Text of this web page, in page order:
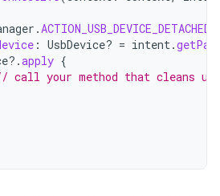
.ACTION_USB_DEVICE_DETACHED
: UsbDevice? = intent.
?.apply {
call your method that cleans up